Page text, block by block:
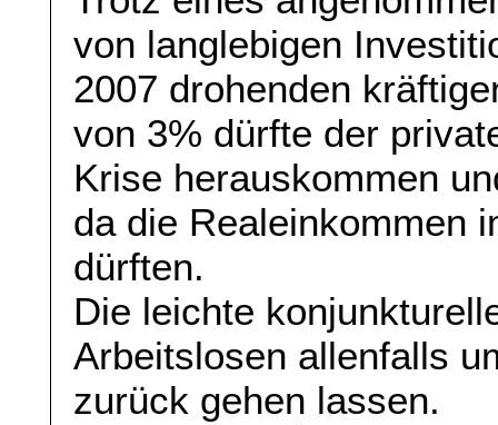
von langlebigen
2007 drohenden
von 3% dürfte der
Krise herauskommen
da die Realeinkommen
dürften.
Die leichte
Arbeitslosen allenfalls
zurück gehen lassen.